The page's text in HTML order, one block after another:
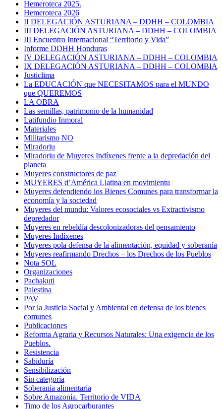
Hemeroteca 2025.
Hemeroteca 2026
II DELEGACIÓN ASTURIANA – DDHH – COLOMBIA
III DELEGACIÓN ASTURIANA – DDHH – COLOMBIA
III Encuentro Internacional “Territorio y Vida”
Informe DDHH Honduras
IV DELEGACIÓN ASTURIANA – DDHH – COLOMBIA
IX DELEGACIÓN ASTURIANA – DDHH – COLOMBIA
Justiclima
La EDUCACIÓN que NECESITAMOS para el MUNDO
que QUEREMOS
LA OBRA
Las semillas, patrimonio de la humanidad
Latifundio Inmoral
Materiales
Militarismo NO
Miradoriu
Miradoriu de Muyeres Indíxenes frente a la depredación del
planeta
Muyeres constructores de paz
MUYERES d’América Llatina en movimientu
Muyeres defendiendo los Bienes Comunes para transformar la
economía y la sociedad
Muyeres del mundu: Valores ecosociales vs Extractivismo
depredador
Muyeres en rebeldía descolonizadoras del pensamiento
Muyeres Indíxenes
Muyeres pola defensa de la alimentación, equidad y soberanía
Muyeres reafirmando Drechos – los Drechos de los Pueblos
Nota SOL
Organizaciones
Pachakuti
Palestina
PAV
Por la Justicia Social y Ambiental en defensa de los bienes
comunes
Publicaciones
Reforma Agraria y Recursos Naturales: Una exigencia de los
Pueblos.
Resistencia
Sabiduría
Sensibilización
Sin categoría
Soberanía alimentaria
Sobre Amazonía. Territorio de VIDA
Timo de los Agrocarburantes